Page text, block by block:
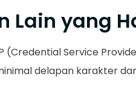
Lain yang
(Credential Service
delapan karakter